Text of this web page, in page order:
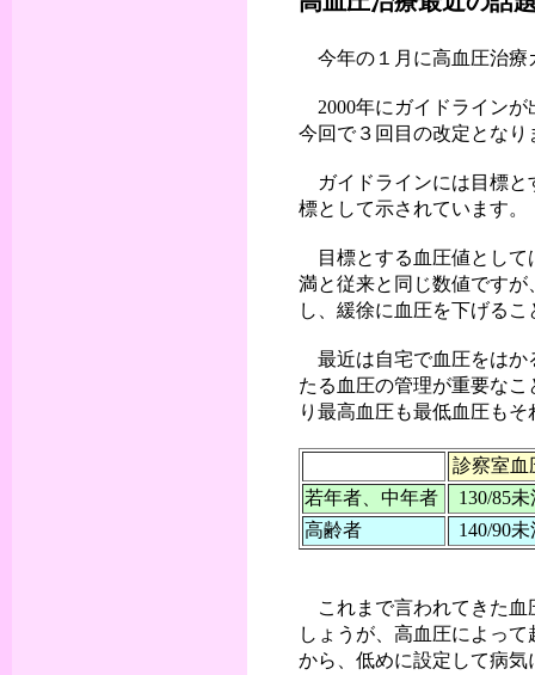
今年の１月に高血圧治療
2000年にガイドラインが
今回で３回目の改定となり
ガイドラインには目標と
標として示されています。
目標とする血圧値として
満と従来と同じ数値ですが
し、緩徐に血圧を下げる
最近は自宅で血圧をはか
たる血圧の管理が重要な
り最高血圧も最低血圧も
診察室血
若年者、中年者
130/85未
高齢者
140/90未
これまで言われてきた血
しょうが、高血圧によっ
から、低めに設定して病